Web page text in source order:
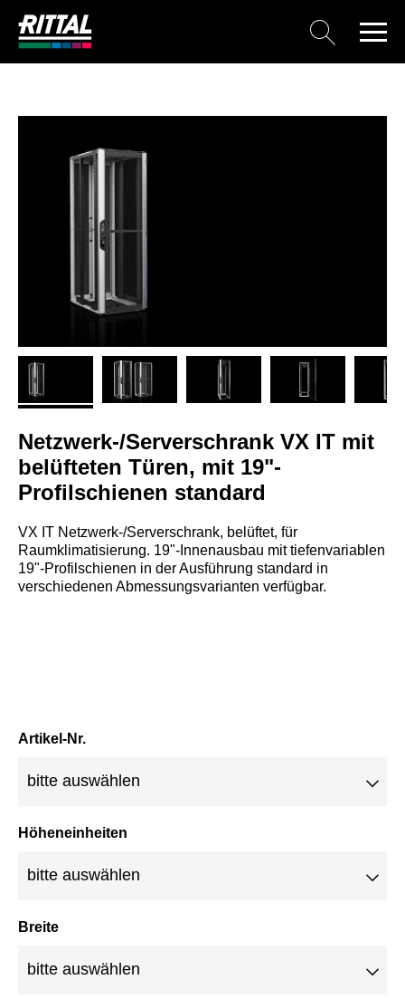
Netzwerk-/Serverschrank VX IT mit
belüfteten Türen, mit 19"-
Profilschienen standard
VX IT Netzwerk-/Serverschrank, belüftet, für
Raumklimatisierung. 19"-Innenausbau mit tiefenvariablen
19"-Profilschienen in der Ausführung standard in
verschiedenen Abmessungsvarianten verfügbar.
Artikel-Nr.
Höheneinheiten
Breite